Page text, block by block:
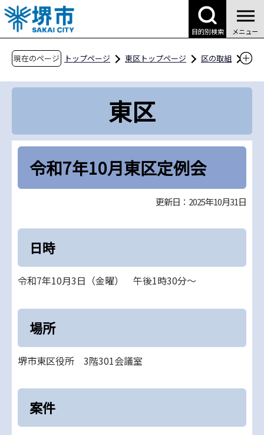
こ
の
ペ
目的別検索 メニュー
現在のページ トップページ 東区トップページ
区の取組
東区自治連合協議会
令和7年10月東区定例会
東区
令和7年10月東区定例会
更新日：2025年10月31日
日時
令和7年10月3日（金曜） 午後1時30分～
場所
堺市東区役所 3階301会議室
案件